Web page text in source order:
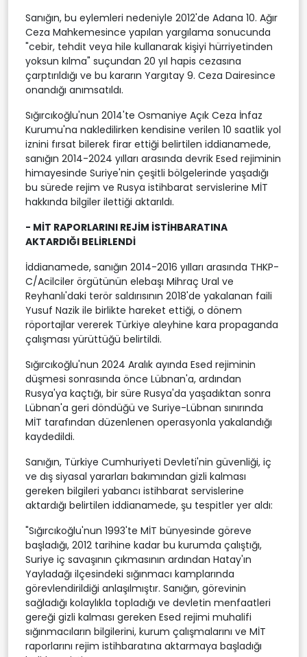
Sanığın, bu eylemleri nedeniyle 2012'de Adana 10. Ağır
Ceza Mahkemesince yapılan yargılama sonucunda
"cebir, tehdit veya hile kullanarak kişiyi hürriyetinden
yoksun kılma" suçundan 20 yıl hapis cezasına
çarptırıldığı ve bu kararın Yargıtay 9. Ceza Dairesince
onandığı anımsatıldı.
Sığırcıkoğlu'nun 2014'te Osmaniye Açık Ceza İnfaz
Kurumu'na nakledilirken kendisine verilen 10 saatlik yol
iznini fırsat bilerek firar ettiği belirtilen iddianamede,
sanığın 2014-2024 yılları arasında devrik Esed rejiminin
himayesinde Suriye'nin çeşitli bölgelerinde yaşadığı
bu sürede rejim ve Rusya istihbarat servislerine MİT
hakkında bilgiler ilettiği aktarıldı.
- MİT RAPORLARINI REJİM İSTİHBARATINA
AKTARDIĞI BELİRLENDİ
İddianamede, sanığın 2014-2016 yılları arasında THKP-
C/Acilciler örgütünün elebaşı Mihraç Ural ve
Reyhanlı'daki terör saldırısının 2018'de yakalanan faili
Yusuf Nazik ile birlikte hareket ettiği, o dönem
röportajlar vererek Türkiye aleyhine kara propaganda
çalışması yürüttüğü belirtildi.
Sığırcıkoğlu'nun 2024 Aralık ayında Esed rejiminin
düşmesi sonrasında önce Lübnan'a, ardından
Rusya'ya kaçtığı, bir süre Rusya'da yaşadıktan sonra
Lübnan'a geri döndüğü ve Suriye-Lübnan sınırında
MİT tarafından düzenlenen operasyonla yakalandığı
kaydedildi.
Sanığın, Türkiye Cumhuriyeti Devleti'nin güvenliği, iç
ve dış siyasal yararları bakımından gizli kalması
gereken bilgileri yabancı istihbarat servislerine
aktardığı belirtilen iddianamede, şu tespitler yer aldı:
"Sığırcıkoğlu'nun 1993'te MİT bünyesinde göreve
başladığı, 2012 tarihine kadar bu kurumda çalıştığı,
Suriye iç savaşının çıkmasının ardından Hatay'ın
Yayladağı ilçesindeki sığınmacı kamplarında
görevlendirildiği anlaşılmıştır. Sanığın, görevinin
sağladığı kolaylıkla topladığı ve devletin menfaatleri
gereği gizli kalması gereken Esed rejimi muhalifi
sığınmacıların bilgilerini, kurum çalışmalarını ve MİT
raporlarını rejim istihbaratına aktarmaya başladığı